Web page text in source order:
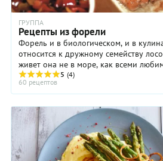
ГРУППА
Рецепты из форели
Форель и в биологическом, и в
относится к дружному семейству
живет она не в море, как всеми
озерах. Собственно говоря, самые ...
5 (4)
60 рецептов